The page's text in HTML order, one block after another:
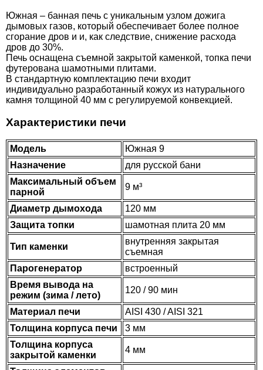
Южная – банная печь с уникальным узлом дожига
дымовых газов, который обеспечивает более полное
сгорание дров и и, как следствие, снижение расхода
дров до 30%.
Печь оснащена съемной закрытой каменкой, топка печи
футерована шамотными плитами.
В стандартную комплектацию печи входит
индивидуально разработанный кожух из натурального
камня толщиной 40 мм с регулируемой конвекцией.
Характеристики печи
Модель
Южная 9
Назначение
для русской бани
Максимальный объем
парной
9 м³
Диаметр дымохода
120 мм
Защита топки
шамотная плита 20 мм
Тип каменки
внутренняя закрытая
съемная
Парогенератор
встроенный
Время вывода на
режим (зима / лето)
120 / 90 мин
Материал печи
AISI 430 / AISI 321
Толщина корпуса печи
3 мм
Толщина корпуса
закрытой каменки
4 мм